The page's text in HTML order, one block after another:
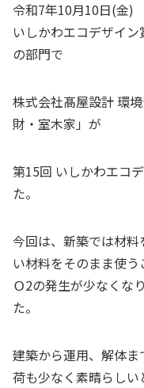
令和7年10月10日(金)
いしかわエコデザイ
の部門で
株式会社髙屋設計 環
財・室木家」 が
第15回 いしかわエコ
た。
今回は、新築では材
い材料をそのまま使
Ｏ2の発生が少なくな
た。
建築から運用、解体
荷も少なく素晴らし